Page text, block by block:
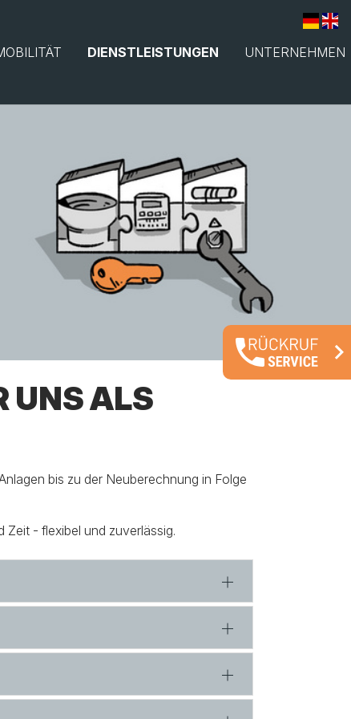
DIENSTLEISTUNGEN(CURRENT)
UNTERNEHMEN
UNS ALS
bis zu der Neuberechnung in Folge
- flexibel und zuverlässig.